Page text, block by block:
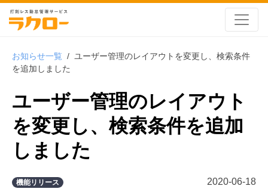
お知らせ一覧 / ユーザー管理のレイアウトを変更し、検索条件
を追加しました
ユーザー管理のレイアウト
を変更し、検索条件を追加
しました
機能リリース 2020-06-18